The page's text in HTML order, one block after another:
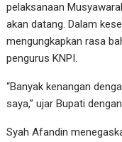
pelaksanaan
akan datang. Dalam
mengungkapkan rasa
pengurus KNPI.
“Banyak kenangan
saya,” ujar Bupati
Syah Afandin